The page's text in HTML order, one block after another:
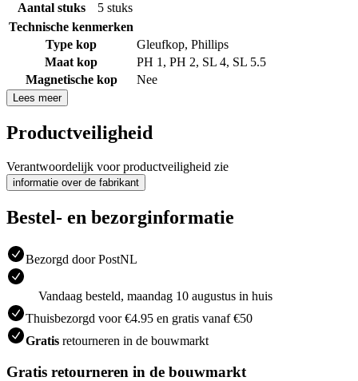
Aantal stuks
5 stuks
Technische kenmerken
Type kop
Gleufkop, Phillips
Maat kop
PH 1 , PH 2, SL 4, SL 5.5
Magnetische kop
Nee
Lees meer
Productveiligheid
Verantwoordelijk voor productveiligheid zie
informatie over de fabrikant
Bestel- en bezorginformatie
Bezorgd door PostNL
Vandaag besteld, maandag 10 augustus in huis
Thuisbezorgd voor €4.95 en gratis vanaf €50
Gratis retourneren in de bouwmarkt
Gratis retourneren in de bouwmarkt